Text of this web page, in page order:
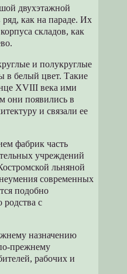
двухэтажной
как на параде. Их
складов, как
и полукруглые
в белый цвет. Такие
XVIII века ими
они появились в
и связали ее
фабрик часть
учреждений
льняной
современных
подобно
родства с
назначению
прежнему
рабочих и